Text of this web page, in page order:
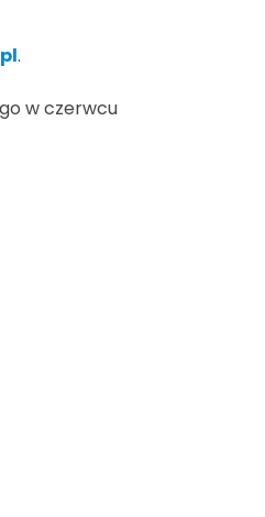
.
w czerwcu